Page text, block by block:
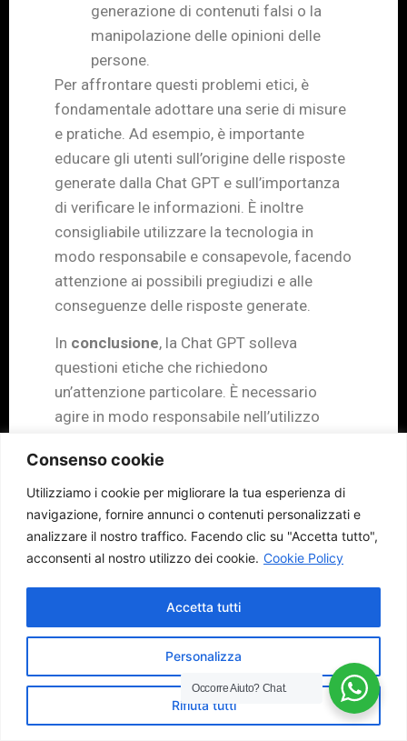
Consenso cookie
Utilizziamo i cookie per migliorare la tua esperienza di
navigazione, fornire annunci o contenuti personalizzati e
analizzare il nostro traffico. Facendo clic su "Accetta tutto",
acconsenti al nostro utilizzo dei cookie. Cookie Policy
Personalizza
Rifiuta tutti
Accetta tutti
generazione di contenuti falsi o la
manipolazione delle opinioni delle
persone.
Per affrontare questi problemi etici, è
fondamentale adottare una serie di misure
e pratiche. Ad esempio, è importante
educare gli utenti sull’origine delle risposte
generate dalla Chat GPT e sull’importanza
di verificare le informazioni. È inoltre
consigliabile utilizzare la tecnologia in
modo responsabile e consapevole, facendo
attenzione ai possibili pregiudizi e alle
conseguenze delle risposte generate.
In conclusione, la Chat GPT solleva
questioni etiche che richiedono
un’attenzione particolare. È necessario
agire in modo responsabile nell’utilizzo
suoi limiti e fare attenzione alle possibili
implicazioni etiche delle risposte generate.
Solo così possiamo sfruttare al meglio la
Chat GPT e contribuire a un utilizzo etico e
responsabile dell’intelligenza artificiale.
Come usare Chat GPT
per scrittura creativa e
traduzione linguistica
La Chat GPT offre diverse possibilità di
Occorre Aiuto?Chat.